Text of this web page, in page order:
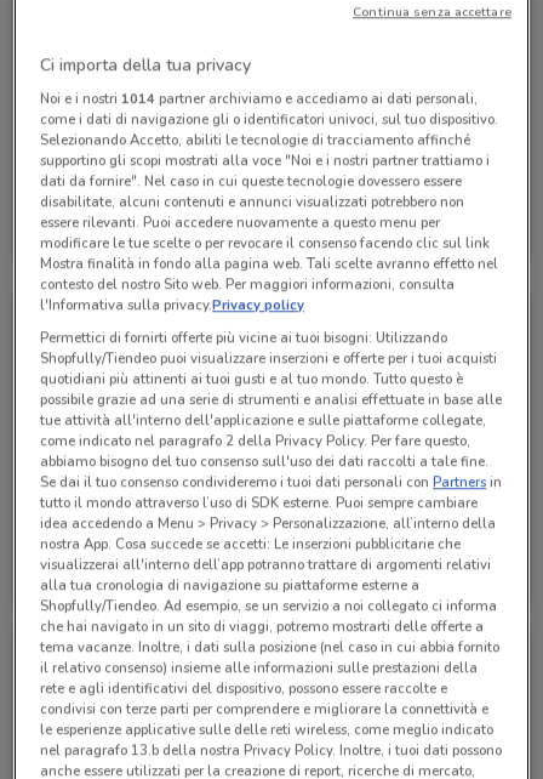
Eden Viaggi
Scade il 30/04 301 m
Eden Viaggi
Scade il 30/04 301 m
Eden Viaggi
Scade il 30/04
Ci importa della tua privacy
Noi e i nostri 1014partner archiviamo e accediamo ai dati personali,
come i dati di navigazione gli o identificatori univoci, sul tuo dispositivo.
Selezionando Accetto, abiliti le tecnologie di tracciamento affinché
supportino gli scopi mostrati alla voce "Noi e i nostri partner trattiamo i
dati da fornire". Nel caso in cui queste tecnologie dovessero essere
disabilitate, alcuni contenuti e annunci visualizzati potrebbero non
essere rilevanti. Puoi accedere nuovamente a questo menu per
modificare le tue scelte o per revocare il consenso facendo clic sul link
Mostra finalità in fondo alla pagina web. Tali scelte avranno effetto nel
contesto del nostro Sito web. Per maggiori informazioni, consulta
l'Informativa sulla privacy.Privacy policy
Permettici di fornirti offerte più vicine ai tuoi bisogni: Utilizzando
Shopfully/Tiendeo puoi visualizzare inserzioni e offerte per i tuoi acquisti
quotidiani più attinenti ai tuoi gusti e al tuo mondo. Tutto questo è
possibile grazie ad una serie di strumenti e analisi effettuate in base alle
tue attività all'interno dell'applicazione e sulle piattaforme collegate,
come indicato nel paragrafo 2 della Privacy Policy. Per fare questo,
abbiamo bisogno del tuo consenso sull'uso dei dati raccolti a tale fine.
Se dai il tuo consenso condivideremo i tuoi dati personali conPartnersin
tutto il mondo attraverso l’uso di SDK esterne. Puoi sempre cambiare
idea accedendo a Menu > Privacy > Personalizzazione, all’interno della
nostra App. Cosa succede se accetti: Le inserzioni pubblicitarie che
visualizzerai all'interno dell’app potranno trattare di argomenti relativi
alla tua cronologia di navigazione su piattaforme esterne a
Shopfully/Tiendeo. Ad esempio, se un servizio a noi collegato ci informa
che hai navigato in un sito di viaggi, potremo mostrarti delle offerte a
tema vacanze. Inoltre, i dati sulla posizione (nel caso in cui abbia fornito
il relativo consenso) insieme alle informazioni sulle prestazioni della
rete e agli identificativi del dispositivo, possono essere raccolte e
condivisi con terze parti per comprendere e migliorare la connettività e
le esperienze applicative sulle delle reti wireless, come meglio indicato
nel paragrafo 13.b della nostra Privacy Policy. Inoltre, i tuoi dati possono
anche essere utilizzati per la creazione di report, ricerche di mercato,
Continua senza accettare